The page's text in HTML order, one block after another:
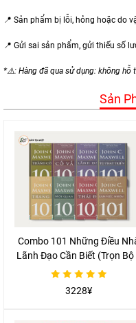
📍 Sản phẩm bị lỗi, hỏng hoặc do
📍 Gửi sai sản phẩm, gửi thiếu số
*⚠️: Hàng đã qua sử dụng: không hỗ
Sản
Combo 101 Những Điều
Lãnh Đạo Cần Biết (Trọn Bộ
Cuốn)
3228¥